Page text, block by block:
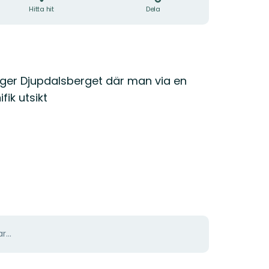
Hitta hit Dela
Djupdalsberget där man via en
utsikt